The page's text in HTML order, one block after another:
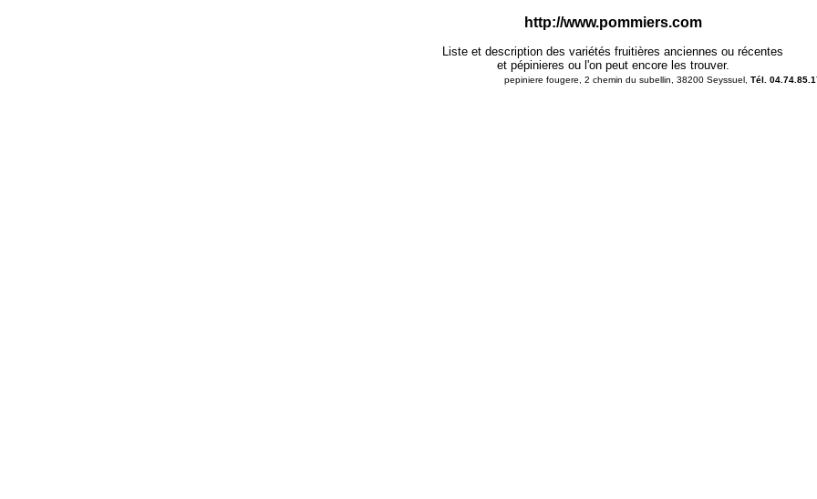
http://www.pommiers.com
Liste et description des variétés fruitières anciennes ou récentes
et pépinieres ou l'on peut encore les trouver.
pepiniere fougere, 2 chemin du subellin, 38200 Seyssuel, Tél.